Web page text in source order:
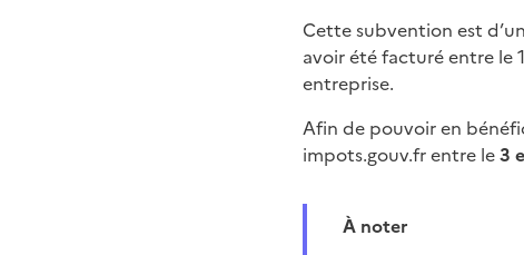
Cette subvention est
avoir été facturé entre le 1
entreprise.
Afin de pouvoir en
impots.gouv.fr entre le3
À noter